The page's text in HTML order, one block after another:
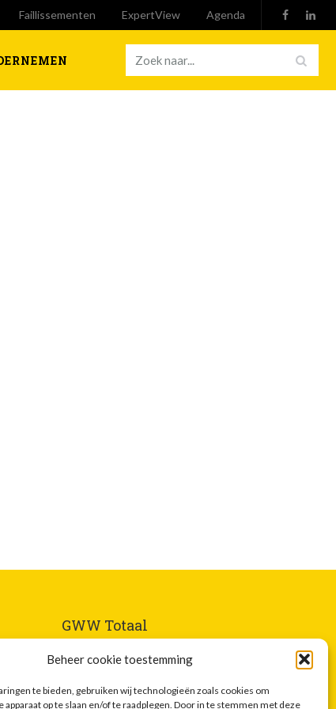
Beheer cookie toestemming
te bieden, gebruiken wij technologieën zoals cookies om
op te slaan en/of te raadplegen. Door in te stemmen met deze
Faillissementen ExpertView Agenda
GWW Totaal
Homepagina
Adverteren